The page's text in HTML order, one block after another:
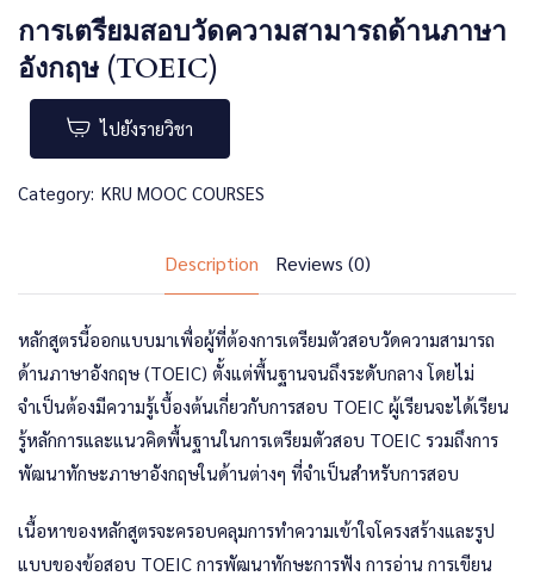
การเตรียมสอบวัดความสามารถด้านภาษา
อังกฤษ (TOEIC)
ไปยังรายวิชา
Category: KRU MOOC COURSES
Description Reviews (0)
หลักสูตรนี้ออกแบบมาเพื่อผู้ที่ต้องการเตรียมตัวสอบวัดความสามารถ
ด้านภาษาอังกฤษ (TOEIC) ตั้งแต่พื้นฐานจนถึงระดับกลาง โดยไม่
จำเป็นต้องมีความรู้เบื้องต้นเกี่ยวกับการสอบ TOEIC ผู้เรียนจะได้เรียน
รู้หลักการและแนวคิดพื้นฐานในการเตรียมตัวสอบ TOEIC รวมถึงการ
พัฒนาทักษะภาษาอังกฤษในด้านต่างๆ ที่จำเป็นสำหรับการสอบ
เนื้อหาของหลักสูตรจะครอบคลุมการทำความเข้าใจโครงสร้างและรูป
แบบของข้อสอบ TOEIC การพัฒนาทักษะการฟัง การอ่าน การเขียน